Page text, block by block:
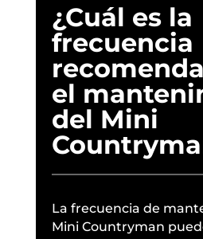
¿Cuál es la
frecuencia
el
del Mini
La frecuencia de
Mini Countryman